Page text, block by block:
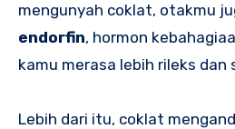
mengunyah coklat, otakmu
endorfin, hormon
kamu merasa lebih rileks dan
Lebih dari itu, coklat